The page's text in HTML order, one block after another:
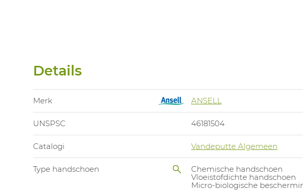
Details
Merk ANSELL
UNSPSC 46181504
Catalogi Vandeputte Algemeen
Type handschoen
Chemische handschoen
Vloeistofdichte handschoen
Micro-biologische